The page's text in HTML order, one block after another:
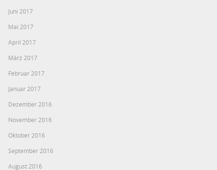
Juni 2017
Mai 2017
April 2017
März 2017
Februar 2017
Januar 2017
Dezember 2016
November 2016
Oktober 2016
September 2016
August 2016